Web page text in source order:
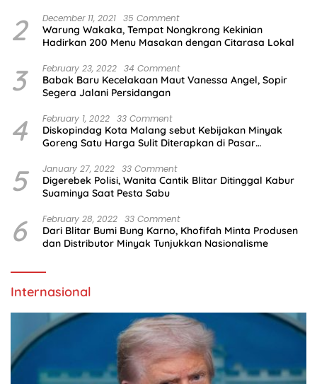
2 December 11, 2021 35 Comment
Warung Wakaka, Tempat Nongkrong Kekinian
Hadirkan 200 Menu Masakan dengan Citarasa Lokal
3 February 23, 2022 34 Comment
Babak Baru Kecelakaan Maut Vanessa Angel, Sopir
Segera Jalani Persidangan
4 February 1, 2022 33 Comment
Diskopindag Kota Malang sebut Kebijakan Minyak
Goreng Satu Harga Sulit Diterapkan di Pasar
5 January 27, 2022 33 Comment
Digerebek Polisi, Wanita Cantik Blitar Ditinggal Kabur
Suaminya Saat Pesta Sabu
6 February 28, 2022 33 Comment
Dari Blitar Bumi Bung Karno, Khofifah Minta Produsen
dan Distributor Minyak Tunjukkan Nasionalisme
Internasional